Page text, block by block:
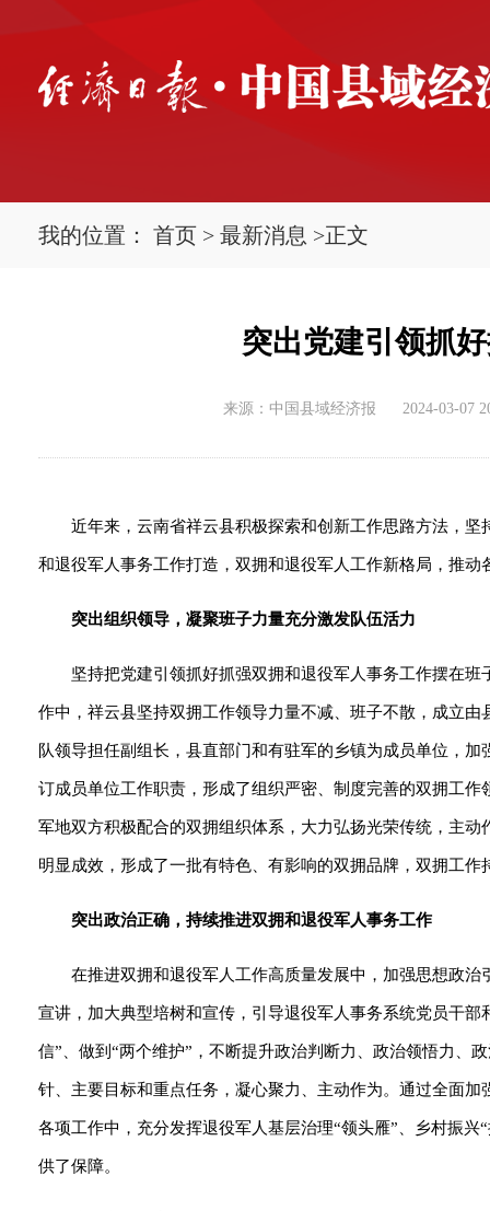
我的位置： 首页 > 最新消息 >正文
突出党建引领抓
来源：中国县域经济报 2024-03-07
近年来，云南省祥云县积极探索和创新工作思路方法，
和退役军人事务工作打造，双拥和退役军人工作新格局，推动
突出组织领导，凝聚班子力量充分激发队伍活力
坚持把党建引领抓好抓强双拥和退役军人事务工作摆在
作中，祥云县坚持双拥工作领导力量不减、班子不散，成立
队领导担任副组长，县直部门和有驻军的乡镇为成员单位，
订成员单位工作职责，形成了组织严密、制度完善的双拥工
军地双方积极配合的双拥组织体系，大力弘扬光荣传统，主
明显成效，形成了一批有特色、有影响的双拥品牌，双拥工作
突出政治正确，持续推进双拥和退役军人事务工作
在推进双拥和退役军人工作高质量发展中，加强思想政
宣讲，加大典型培树和宣传，引导退役军人事务系统党员干
信”、做到“两个维护”，不断提升政治判断力、政治领悟力、
针、主要目标和重点任务，凝心聚力、主动作为。通过全面
各项工作中，充分发挥退役军人基层治理“领头雁”、乡村振
供了保障。